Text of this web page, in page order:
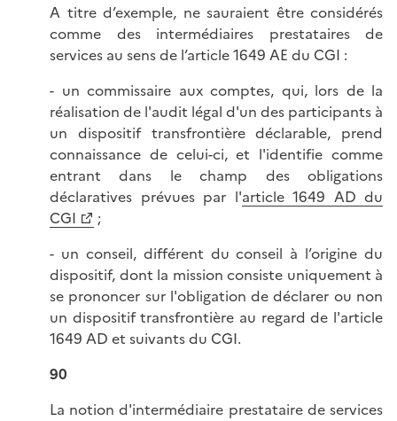
A titre d’exemple, ne sauraient être considérés
comme des intermédiaires prestataires de
services au sens de l’article 1649 AE du CGI :
- un commissaire aux comptes, qui, lors de la
réalisation de l'audit légal d'un des participants à
un dispositif transfrontière déclarable, prend
connaissance de celui-ci, et l'identifie comme
entrant dans le champ des obligations
déclaratives prévues par l'article 1649 AD du
CGI
;
- un conseil, différent du conseil à l’origine du
dispositif, dont la mission consiste uniquement à
se prononcer sur l'obligation de déclarer ou non
un dispositif transfrontière au regard de l'article
1649 AD et suivants du CGI.
90
La notion d'intermédiaire prestataire de services